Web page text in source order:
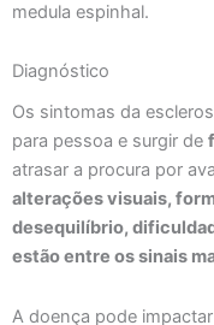
medula espinhal.
Diagnóstico
Os sintomas da
para pessoa e surgir de
atrasar a procura por
alterações visuais,
desequilíbrio,
estão entre os sinais
A doença pode